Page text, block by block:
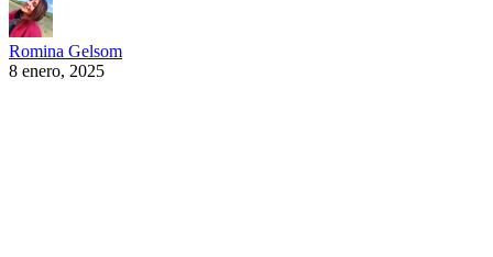
Romina Gelsom
8 enero, 2025